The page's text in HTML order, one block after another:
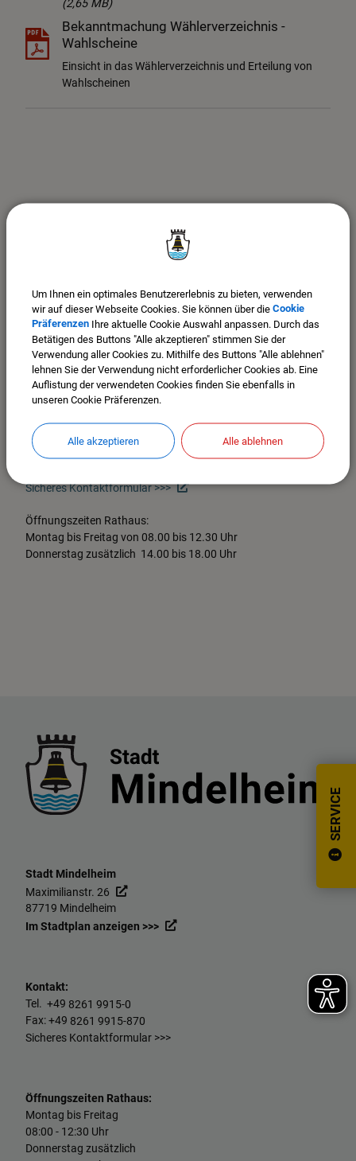
SERVICE
Stadt Mindelheim
Maximilianstr. 26
87719 Mindelheim
Im Stadtplan anzeigen >>>
Tel. 08261-9915-0
Fax: 08261-9915-870
Sicheres Kontaktformular >>>
Öffnungszeiten Rathaus:
Montag bis Freitag von 08.00 bis 12.30 Uhr
Donnerstag zusätzlich 14.00 bis 18.00 Uhr
(2,65 MB)
Bekanntmachung Wählerverzeichnis -
Wahlscheine
Einsicht in das Wählerverzeichnis und Erteilung von
Wahlscheinen
Stadt Mindelheim
Maximilianstr. 26
87719 Mindelheim
Im Stadtplan anzeigen >>>
Kontakt:
Tel. +49 8261 9915-0
Fax: +49 8261 9915-870
Sicheres Kontaktformular >>>
Öffnungszeiten Rathaus:
Montag bis Freitag
08:00 - 12:30 Uhr
Donnerstag zusätzlich
Um Ihnen ein optimales Benutzererlebnis zu bieten, verwenden
wir auf dieser Webseite Cookies. Sie können über die Cookie
Präferenzen Ihre aktuelle Cookie Auswahl anpassen. Durch das
Betätigen des Buttons "Alle akzeptieren" stimmen Sie der
Verwendung aller Cookies zu. Mithilfe des Buttons "Alle ablehnen"
lehnen Sie der Verwendung nicht erforderlicher Cookies ab. Eine
Auflistung der verwendeten Cookies finden Sie ebenfalls in
unseren Cookie Präferenzen.
Alle akzeptieren Alle ablehnen